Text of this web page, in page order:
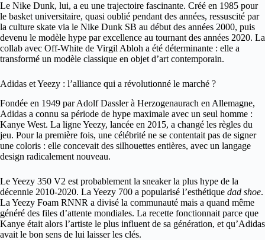
Le Nike Dunk, lui, a eu une trajectoire fascinante. Créé en 1985 pour
le basket universitaire, quasi oublié pendant des années, ressuscité par
la culture skate via le Nike Dunk SB au début des années 2000, puis
devenu le modèle hype par excellence au tournant des années 2020. La
collab avec Off-White de Virgil Abloh a été déterminante : elle a
transformé un modèle classique en objet d’art contemporain.
Adidas et Yeezy : l’alliance qui a révolutionné le marché ?
Fondée en 1949 par Adolf Dassler à Herzogenaurach en Allemagne,
Adidas a connu sa période de hype maximale avec un seul homme :
Kanye West. La ligne Yeezy, lancée en 2015, a changé les règles du
jeu. Pour la première fois, une célébrité ne se contentait pas de signer
une coloris : elle concevait des silhouettes entières, avec un langage
design radicalement nouveau.
Le Yeezy 350 V2 est probablement la sneaker la plus hype de la
décennie 2010-2020. La Yeezy 700 a popularisé l’esthétique dad shoe.
La Yeezy Foam RNNR a divisé la communauté mais a quand même
généré des files d’attente mondiales. La recette fonctionnait parce que
Kanye était alors l’artiste le plus influent de sa génération, et qu’Adidas
avait le bon sens de lui laisser les clés.